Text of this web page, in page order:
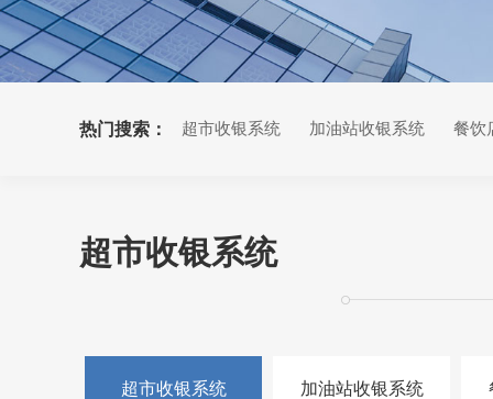
热门搜索： 超市收银系统 加油站收银系统 餐饮
超市收银系统
超市收银系统 加油站收银系统